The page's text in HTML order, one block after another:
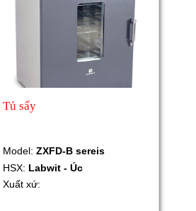
Tủ sấy
Model: ZXFD-B sereis
HSX: Labwit - Úc
Xuất xứ: